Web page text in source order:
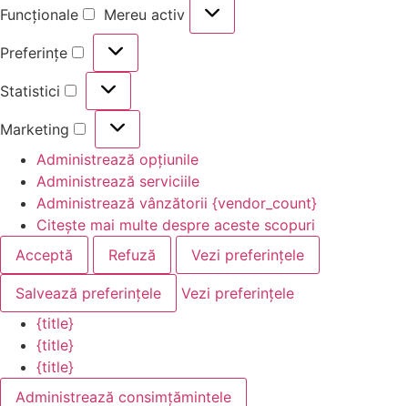
Funcționale
Mereu activ
Preferințe
Statistici
Marketing
Administrează opțiunile
Administrează serviciile
Administrează vânzătorii {vendor_count}
Citește mai multe despre aceste scopuri
Acceptă
Refuză Vezi preferințele
Salvează preferințele
Vezi preferințele
{title}
{title}
{title}
Administrează consimțămintele